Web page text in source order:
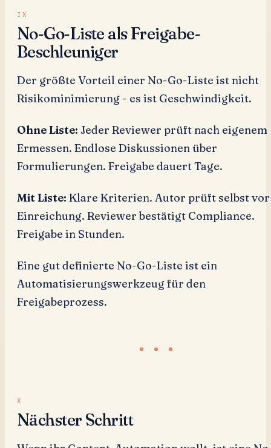
No-Go-Liste als Freigabe-
Beschleuniger
Der größte Vorteil einer No-Go-Liste ist nicht
Risikominimierung - es ist Geschwindigkeit.
Ohne Liste: Jeder Reviewer prüft nach eigenem
Ermessen. Endlose Diskussionen über
Formulierungen. Freigabe dauert Tage.
Mit Liste: Klare Kriterien. Autor prüft selbst vor
Einreichung. Reviewer bestätigt Compliance.
Freigabe in Stunden.
Eine gut definierte No-Go-Liste ist ein
Automatisierungswerkzeug für den
Freigabeprozess.
Nächster Schritt